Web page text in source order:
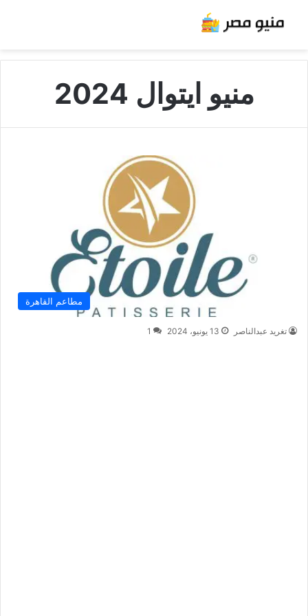
منيو ايتوال 2024
مطاعم القاهرة
تغريد عبدالناصر 13 يونيو، 2024 1